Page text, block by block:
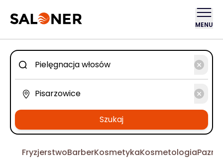
MENU
Szukaj
FryzjerstwoBarberKosmetykaKosmetologia